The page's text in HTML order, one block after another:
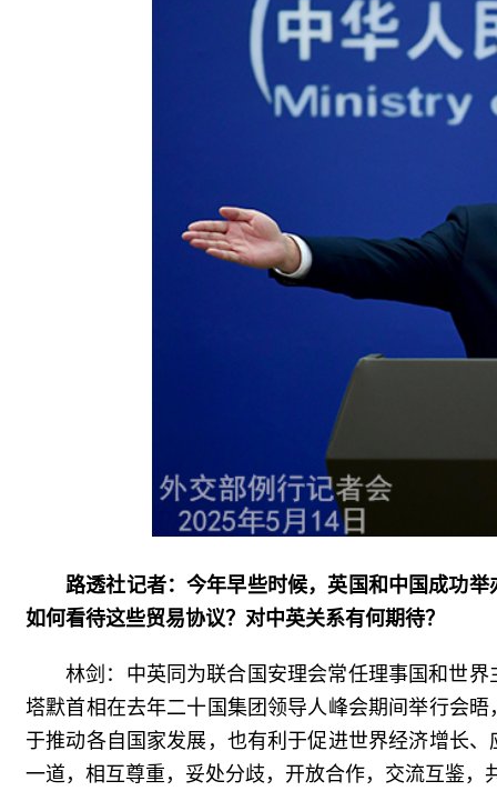
路透社记者：今年早些时候，英国和中国成功
如何看待这些贸易协议？对中英关系有何期待？
林剑：中英同为联合国安理会常任理事国和世
塔默首相在去年二十国集团领导人峰会期间举行会
于推动各自国家发展，也有利于促进世界经济增长
一道，相互尊重，妥处分歧，开放合作，交流互鉴